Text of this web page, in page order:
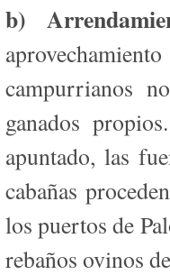
b)
campurrianos
ganados
apuntado, las
cabañas
los puertos de
rebaños ovinos